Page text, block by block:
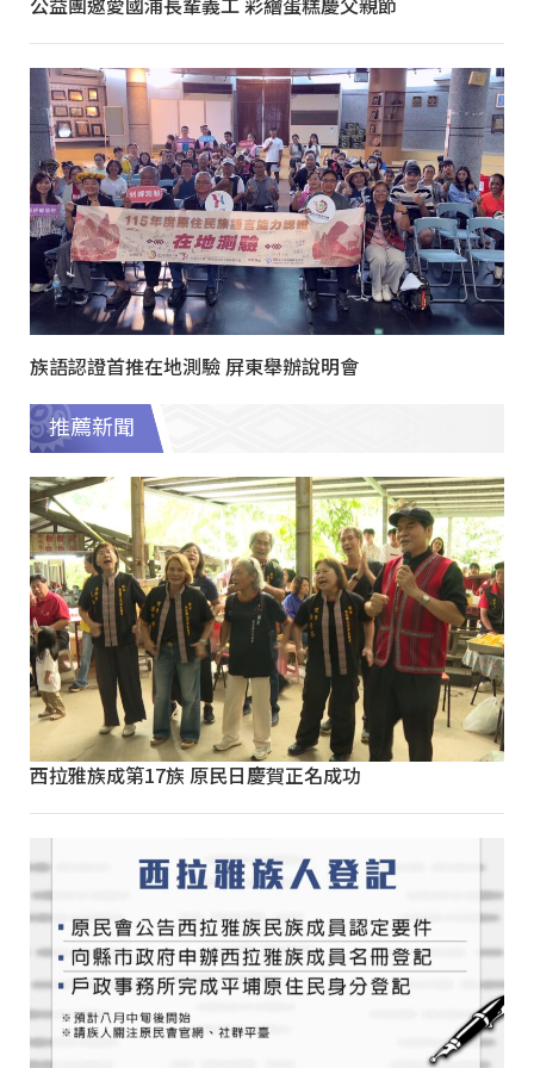
族語認證首推在地測驗 屏東舉辦說明會
推薦新聞
西拉雅族成第17族 原民日慶賀正名成功